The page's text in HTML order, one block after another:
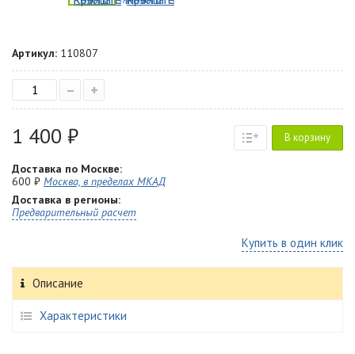
Артикул: 110807
– +
1 400 ₽ В корзину
Доставка по Москве:
600 ₽ Москва, в пределах МКАД
Доставка в регионы:
Предварительный расчет
Купить в один клик
Описание
Характеристики